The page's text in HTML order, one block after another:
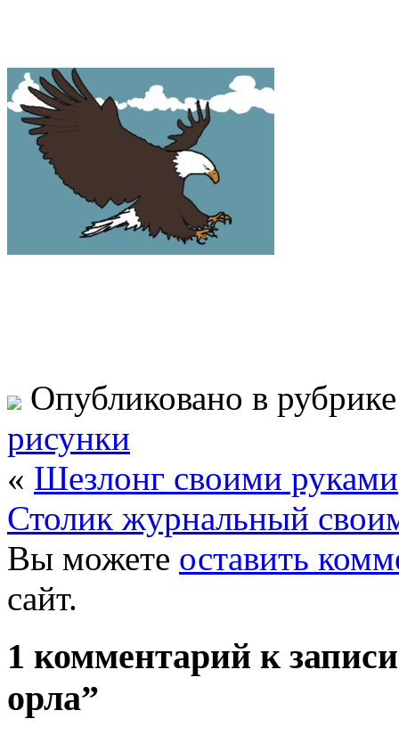
Опубликовано в
рисунки
« Шезлонг своими руками
Столик журнальный
Вы можете оставить
сайт.
1 комментарий к
орла”